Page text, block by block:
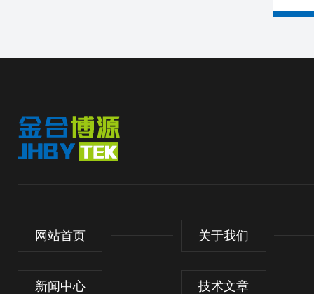
网站首页 关于我们
新闻中心 技术文章